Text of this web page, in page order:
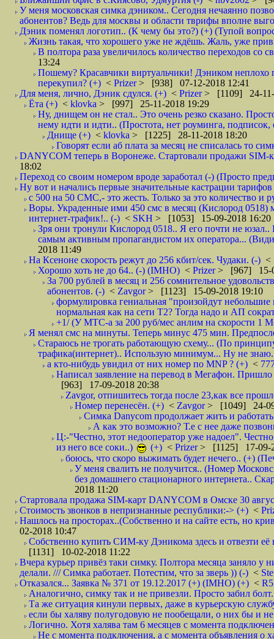
У меня московская симка дэником.. Сегодня нечаянно
абонентов? Ведь для москвы и области тврифы вполне
Дэник поменял логотип.. (К чему бы это?) (+) (Тупой
Жизнь такая, что хорошего уже не ждёшь. Жаль, уже
В полтора раза увеличилось количество переходов
13:24
Пошему? Красавчики виртуальчики! Дэником
перекупил? (+) < Prizer> [938] 07-12-2018 12:41
Для меня, лично, Дэник сдулся. (+) < Prizer> [1109] 24-11-
Ёта (+) < klovka > [997] 25-11-2018 19:29
Ну, днищем он не стал.. Это очень резко сказано.
нему идти и идти.. (Простота, нет роуминга,
Днище (+) < klovka > [1225] 28-11-2018 18:20
Говорят если аб плата за месяц не списалась то
DANYCOM теперь в Воронеже. Стартовали продажи SIM-
18:02
Переход со своим номером вроде заработал (-) (Просто
Ну вот и начались первые значительные кастрации
с 500 на 50 СМС,- это жесть. Только за это количество и
Воры. Украденные ими 450 смс в месяц (Кислород 0518)
интернет-трафик!.. (-) < SKH > [1053] 15-09-2018 16:20
Зря они тронули Кислород 0518.. Я его почти не
самым активным пропагандистом их оператора...
2018 11:49
На Ксеноне скорость режут до 256 кбит/сек. Чудаки. (-) <
Хорошо хоть не до 64.. (-) (IMHO) < Prizer> [967] 15-
За 700 рублей в месяц и 256 сомнительное
абонентов. (-) < Zavgor> [1123] 15-09-2018 19:10
формулировка гениальная "произойдут небольшие
нормальная как на сети Т2? Тогда надо и АП
+1/ (У МТС-а за 200 руб/мес анлим на скорости 1
Я менял смс на минуты. Теперь минус 475 мин.
Стараюсь не трогать работающую схему... (По
трафика(интернет).. Использую минимум... Ну не
а кто-нибудь увидил от них номер по MNP ? (+) <
Написал заявление на перевод в Мегафон.
[963] 17-09-2018 20:38
Zavgor, отпишитесь тогда после 23,как все
Номер перенесён. (+) < Zavgor> [1049] 24-
Симка Danycom продолжает жить и
А как это возможно? Т.е с нее даже
Ц:-"Честно, этот недооператор уже надоел".
из него все соки..)
(+) < Prizer> [1125] 17-09-
боюсь, что скоро выжимать будет нечего.. (+)
У меня свалить не получится.. (Номер
без домашнего стационарного интернета..
2018 11:20
Стартовала продажа SIM-карт DANYCOM в Омске 30
Стоимость звонков в непризнанные республики:-> (+) <
Нашлось на просторах..(Собственно и на сайте есть, но
02-2018 10:47
Собственно купить СИМ-ку Дэникома здесь и отвезти
[1131] 10-02-2018 11:22
Вчера курьер привёз таки симку. Полтора месяца заняло
делали. /// Симка работает. Потестим, что за зверь )) (-) <
Отказался... Заявка № 371 от 19.12.2017 (+) (IMHO) (+) <
Аналогично, симку так и не привезли. Просто забил
Та же ситуация кинули первых, даже в курьерскую
если бы халяву полугодовую не пообещали, о них бы и
Логично. Хотя халява там 6 месяцев с момента
Не с момента подключения, а с момента объявления о